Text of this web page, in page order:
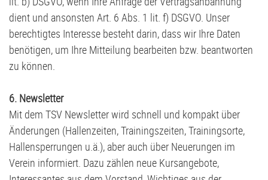
dient und ansonsten Art. 6 Abs. 1 lit. f) DSGVO. Unser
berechtigtes Interesse besteht darin, dass wir Ihre Daten
benötigen, um Ihre Mitteilung bearbeiten bzw. beantworten
zu können.
6. Newsletter
Mit dem TSV Newsletter wird schnell und kompakt über
Änderungen (Hallenzeiten, Trainingszeiten, Trainingsorte,
Hallensperrungen u.ä.), aber auch über Neuerungen im
Verein informiert. Dazu zählen neue Kursangebote,